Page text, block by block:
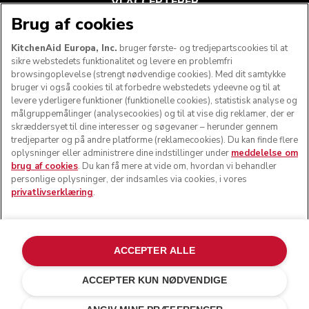
FØLG OS
KitchenAid og køkkenmaskinens design er varemærker i
USA og andre lande.
Administrer mine cookies Privatlivserklæring
Brug af cookies
KitchenAid Europa, Inc. bruger første- og tredjepartscookies til at
sikre webstedets funktionalitet og levere en problemfri
browsingoplevelse (strengt nødvendige cookies). Med dit samtykke
bruger vi også cookies til at forbedre webstedets ydeevne og til at
levere yderligere funktioner (funktionelle cookies), statistisk analyse og
målgruppemålinger (analysecookies) og til at vise dig reklamer, der er
skræddersyet til dine interesser og søgevaner – herunder gennem
tredjeparter og på andre platforme (reklamecookies). Du kan finde flere
oplysninger eller administrere dine indstillinger under meddelelse om
brug af cookies. Du kan få mere at vide om, hvordan vi behandler
personlige oplysninger, der indsamles via cookies, i vores
privatlivserklæring.
ACCEPTER KUN NØDVENDIGE
ACCEPTER ALLE